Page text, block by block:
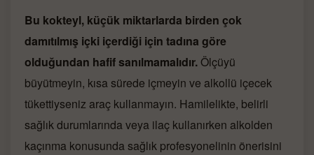
Bu kokteyl, küçük miktarlarda birden çok
damıtılmış içki içerdiği için tadına göre
olduğundan hafif sanılmamalıdır.Ölçüyü
büyütmeyin, kısa sürede içmeyin ve alkollü içecek
tükettiyseniz araç kullanmayın. Hamilelikte, belirli
sağlık durumlarında veya ilaç kullanırken alkolden
kaçınma konusunda sağlık profesyonelinin önerisini